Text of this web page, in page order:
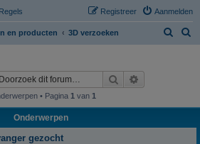
Regels Aanmelden
Registreer
en producten 3D verzoeken
Zoek
• Pagina 1 van 1
Onderwerpen
gezocht